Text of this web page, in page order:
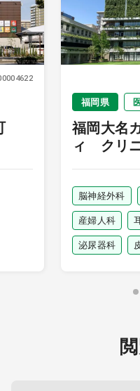
福岡県
福岡大名
ィ クリ
脳神経外科
産婦人科
泌尿器科